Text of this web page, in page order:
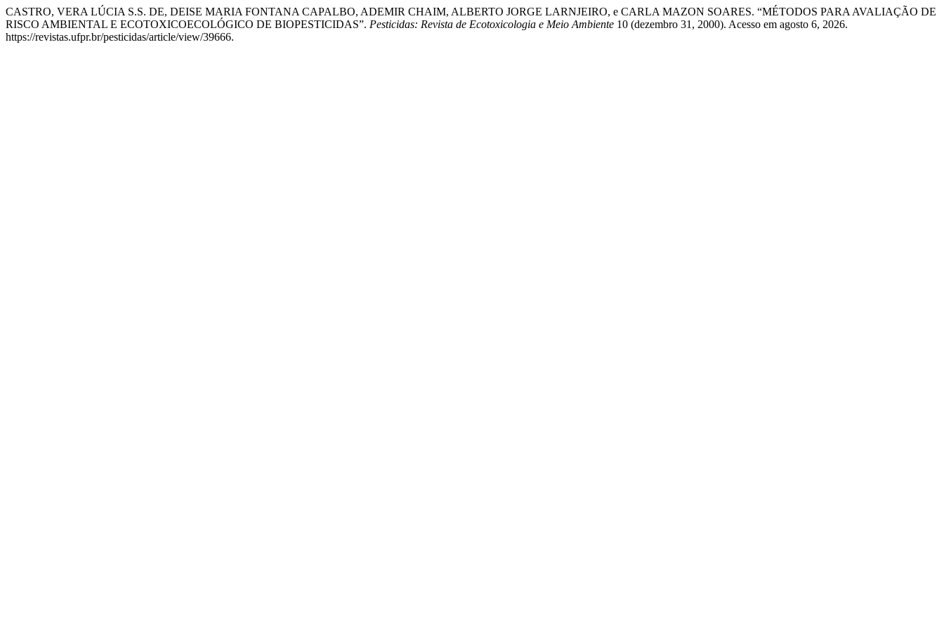
CASTRO, VERA LÚCIA S.S. DE, DEISE MARIA FONTANA CAPALBO, ADEMIR CHAIM, ALBERTO JORGE LARNJEIRO, e CARLA MAZON SOARES. “MÉTODOS PARA AVALIAÇÃO DE
RISCO AMBIENTAL E ECOTOXICOECOLÓGICO DE BIOPESTICIDAS”. Pesticidas: Revista de Ecotoxicologia e Meio Ambiente 10 (dezembro 31, 2000). Acesso em agosto 6, 2026.
https://revistas.ufpr.br/pesticidas/article/view/39666.